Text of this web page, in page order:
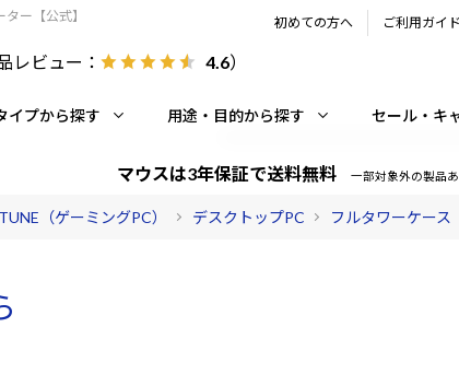
ー【公式】
レビュー： 4.6）
初めての方へ ご利用ガイド
イプから探す 用途・目的から探す セール・キ
マウスは3年保証で送料無料 一部対象外の製品
（ゲーミングPC） デスクトップPC フルタワーケース